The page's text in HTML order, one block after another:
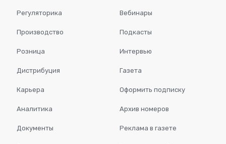
Регуляторика
Производство
Розница
Дистрибуция
Карьера
Аналитика
Документы
Вебинары
Подкасты
Интервью
Газета
Оформить подписку
Архив номеров
Реклама в газете